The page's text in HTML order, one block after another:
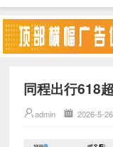
同程出行618
admin 2026-5-